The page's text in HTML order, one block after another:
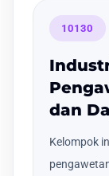
10130
dan
Kelompok